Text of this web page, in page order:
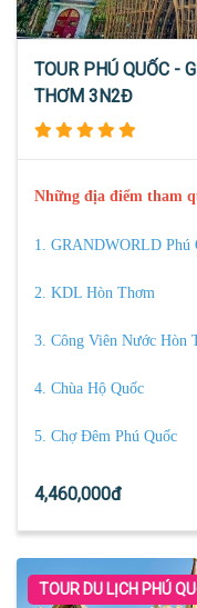
TOUR PHÚ QUỐC -
THƠM 3N2Đ
Những địa điểm tham
1. GRANDWORLD Phú
2. KDL Hòn Thơm
3. Công Viên Nước Hòn
4. Chùa Hộ Quốc
5. Chợ Đêm Phú Quốc
4,460,000đ
TOUR DU LỊCH PHÚ